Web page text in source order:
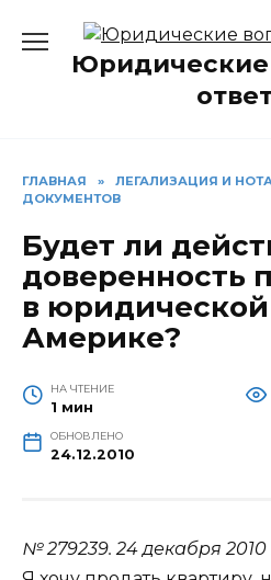
содержанию
ГЛАВНАЯ » ЛЕГАЛИЗАЦИЯ И
ДОКУМЕНТОВ
Будет ли
доверенность
в юридической
Америке?
НА ЧТЕНИЕ
1 мин
ОБНОВЛЕНО
24.12.2010
№ 279239. 24 декабря 2010